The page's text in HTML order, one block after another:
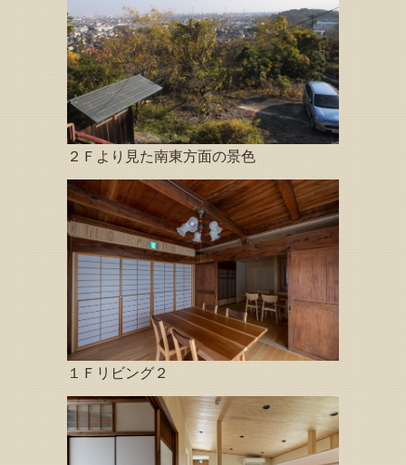
月）を更新いたしました
2026.05.10
トップページ下方の「観光情報、その他イベント等のお知
らせ」を更新しました
2026.05.02
「予約状況」お知らせページの予約可能日（カレンダー５
月・６月）を更新いたしました
「縁音の玉手箱（音楽関連情報）」の演奏会情報を更新い
たしました
2026.04.22
トップページ下方の「観光情報、その他イベント等のお知
らせ」を更新しました
2026.04.21
「予約状況」お知らせページの予約可能日（カレンダー５
月）を更新いたしました
2026.04.19
ト情報を掲載いたしました
2026.04.14
「予約状況」お知らせページの予約可能日（カレンダー４
２Ｆより見た南東方面の景色
１Ｆリビング２